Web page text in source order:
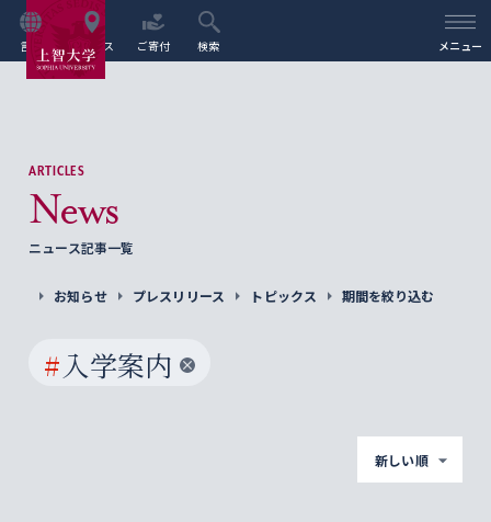
言語 アクセス ご寄付 検索 メニュー
ARTICLES
News
ニュース記事一覧
お知らせ プレスリリース トピックス 期間を絞り込む
#入学案内
新しい順